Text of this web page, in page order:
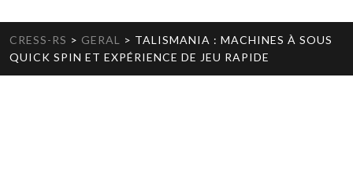
CRESS-RS > GERAL > TALISMANIA : MACHINES À SOUS
QUICK SPIN ET EXPÉRIENCE DE JEU RAPIDE